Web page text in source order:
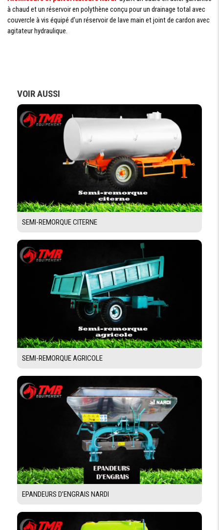
à chaud et un réservoir en polythène conçu pour un drainage total avec
couvercle à vis équipé d’un réservoir de lave main et joint de cardon avec
agitateur hydraulique.
VOIR AUSSI
SEMI-REMORQUE CITERNE
SEMI-REMORQUE AGRICOLE
EPANDEURS D’ENGRAIS NARDI